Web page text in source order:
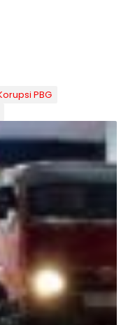
PBG